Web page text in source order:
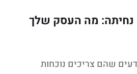
נחיתה: מה העסק שלך
שהם צריכים נוכחות